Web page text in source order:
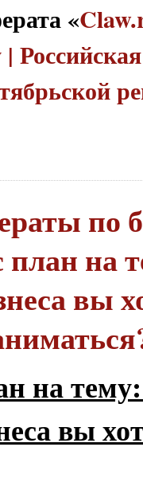
«
по
план на
вы
на
вы